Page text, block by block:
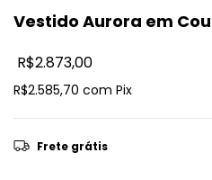
Vestido Aurora em
R$2.873,00
R$2.585,70 com Pix
Frete grátis